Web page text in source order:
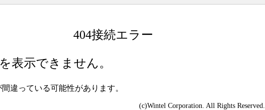
404接続エラー
表示できません。
違っている可能性があります。
(c)Wintel Corporation. All Rights Reserved.